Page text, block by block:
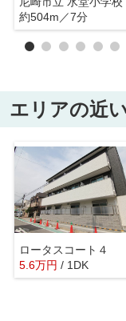
約504m／7分
エリアの近
ロータスコート４
5.6万円 / 1DK